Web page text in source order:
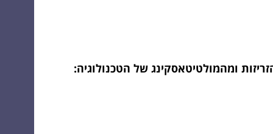
ומהמולטיטאסקינג של הטכנולוגיה: